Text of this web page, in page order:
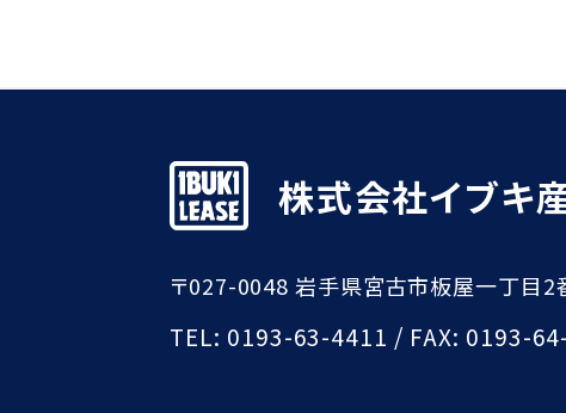
株式会社イブキ
〒027-0048 岩手県宮古市板屋一丁目2
TEL: 0193-63-4411 / FAX: 0193-